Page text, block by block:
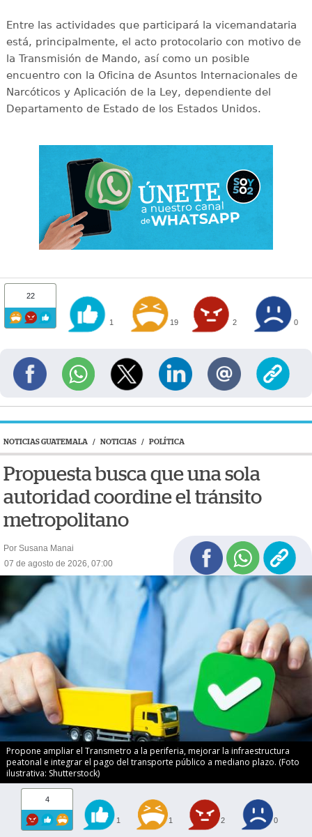
Entre las actividades que participará la vicemandataria
está, principalmente, el acto protocolario con motivo de
la Transmisión de Mando, así como un posible
encuentro con la Oficina de Asuntos Internacionales de
Narcóticos y Aplicación de la Ley, dependiente del
Departamento de Estado de los Estados Unidos.
22
1 19 2 0
NOTICIAS GUATEMALA / NOTICIAS / POLÍTICA
Propuesta busca que una sola
autoridad coordine el tránsito
metropolitano
Por Susana Manai
07 de agosto de 2026, 07:00
Propone ampliar el Transmetro a la periferia, mejorar la infraestructura
peatonal e integrar el pago del transporte público a mediano plazo. (Foto
ilustrativa: Shutterstock)
4
1 1 2 0